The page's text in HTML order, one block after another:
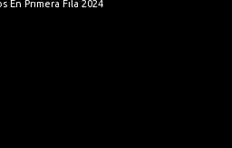
En Primera Fila 2024